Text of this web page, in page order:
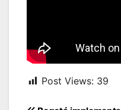
Post Views: 39